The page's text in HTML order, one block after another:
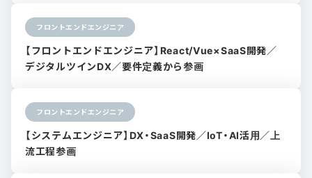
フロントエンドエンジニア
【フロントエンドエンジニア】React/Vue×SaaS開発／
デジタルツインDX／要件定義から参画
フロントエンドエンジニア
【システムエンジニア】DX・SaaS開発／IoT・AI活用／上
流工程参画